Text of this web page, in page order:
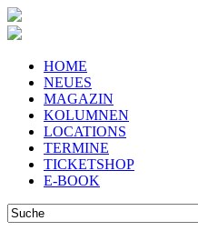
HOME
NEUES
MAGAZIN
KOLUMNEN
LOCATIONS
TERMINE
TICKETSHOP
E-BOOK